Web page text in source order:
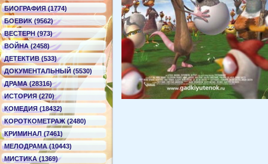
БИОГРАФИЯ (1774)
БОЕВИК (9562)
ВЕСТЕРН (973)
ВОЙНА (2458)
ДЕТЕКТИВ (533)
ДОКУМЕНТАЛЬНЫЙ (5530)
ДРАМА (28316)
ИСТОРИЯ (270)
КОМЕДИЯ (18432)
КОРОТКОМЕТРАЖ (2480)
КРИМИНАЛ (7461)
МЕЛОДРАМА (10443)
МИСТИКА (1369)